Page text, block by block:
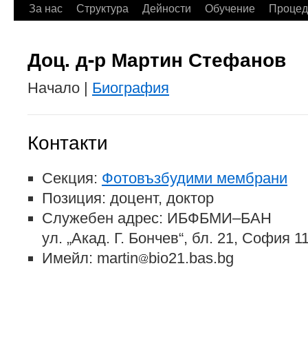
За нас Структура Дейности Обучение
Доц. д-р Мартин Стефанов
Начало | Биография
Контакти
Секция: Фотовъзбудими мембрани
Позиция: доцент, доктор
Служебен адрес: ИБФБМИ–БАН
ул. „Акад. Г. Бончев“, бл. 21, София
Имейл: martin
bio21.bas.bg